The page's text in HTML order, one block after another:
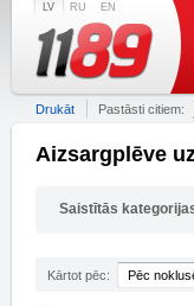
LV RU EN
Drukāt Pastāsti citiem:
Aizsargplēve
Saistītās
Kārtot pēc: Pēc